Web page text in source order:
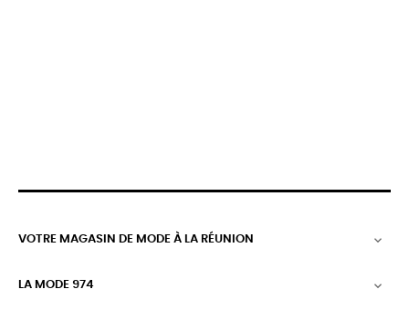
VOTRE MAGASIN DE MODE À LA RÉUNION 
LA MODE 974 